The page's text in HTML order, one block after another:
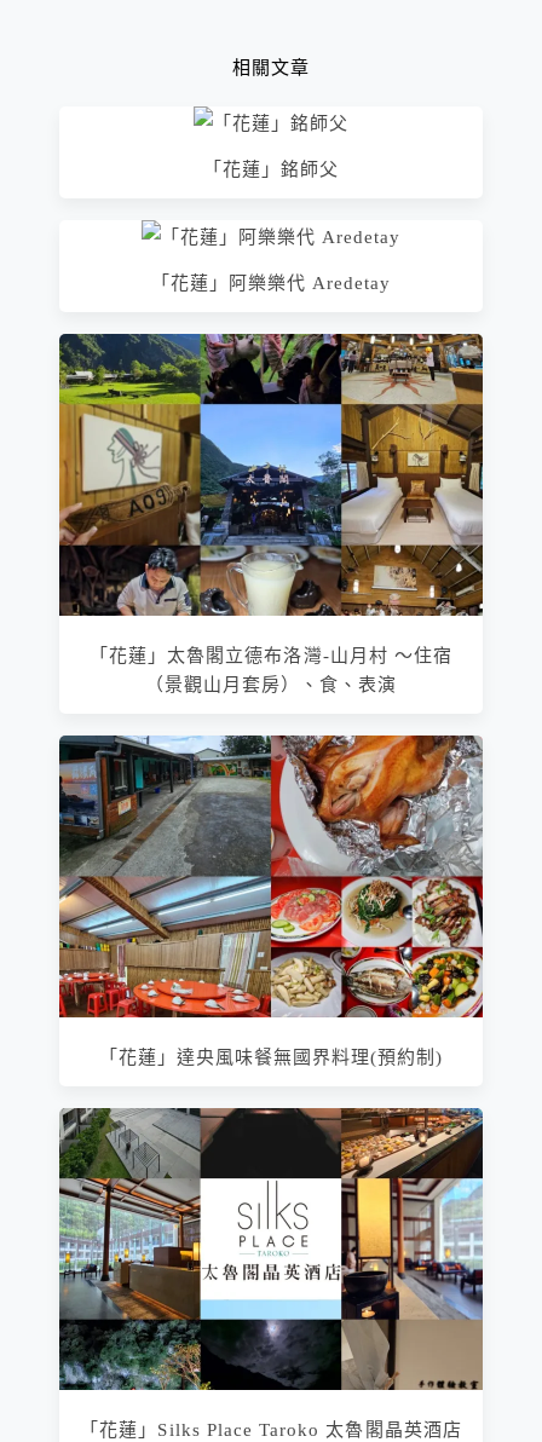
相關文章
「花蓮」銘師父
「花蓮」阿樂樂代 Aredetay
「花蓮」太魯閣立德布洛灣-山月村 ～住宿
（景觀山月套房）、食、表演
「花蓮」達央風味餐無國界料理(預約制)
「花蓮」Silks Place Taroko 太魯閣晶英酒店